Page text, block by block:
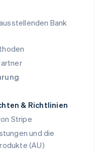
Bank
& Richtlinien
Stripe
und die
(AU)